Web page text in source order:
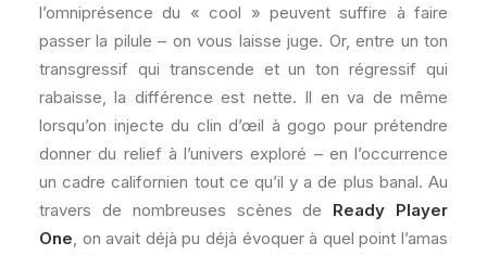
l’omniprésence du « cool » peuvent suffire à faire
passer la pilule – on vous laisse juge. Or, entre un ton
transgressif qui transcende et un ton régressif qui
rabaisse, la différence est nette. Il en va de même
lorsqu’on injecte du clin d’œil à gogo pour prétendre
donner du relief à l’univers exploré – en l’occurrence
un cadre californien tout ce qu’il y a de plus banal. Au
travers de nombreuses scènes de Ready Player
One, on avait déjà pu déjà évoquer à quel point l’amas